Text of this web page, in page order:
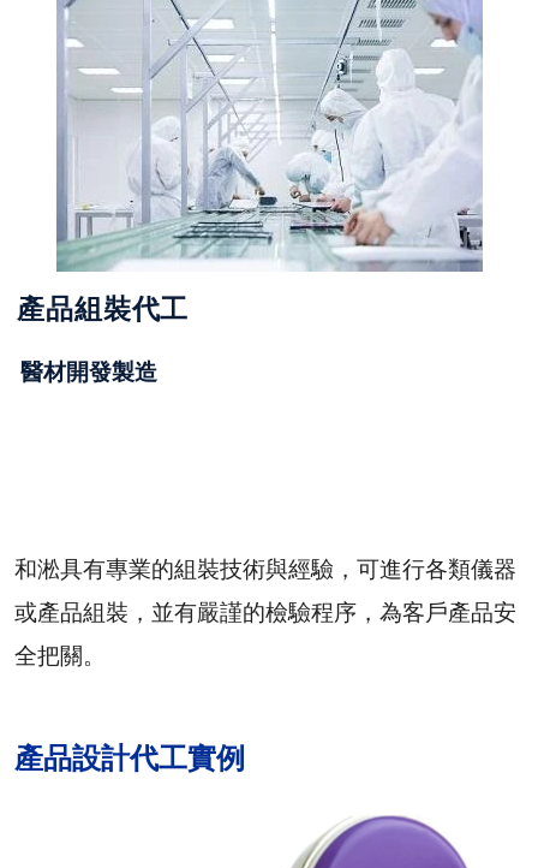
產品組裝代工
醫材開發製造
和淞具有專業的組裝技術與經驗，可進行各類儀器
或產品組裝，並有嚴謹的檢驗程序，為客戶產品安
全把關。
產品設計代工實例